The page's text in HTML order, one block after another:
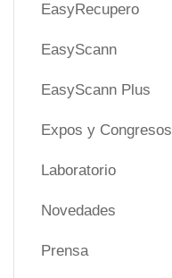
EasyRecupero
EasyScann
EasyScann Plus
Expos y Congresos
Laboratorio
Novedades
Prensa